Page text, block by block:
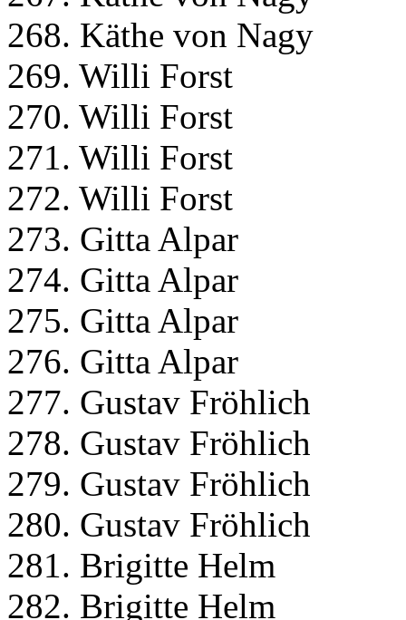
268. Käthe von Nagy
269. Willi Forst
270. Willi Forst
271. Willi Forst
272. Willi Forst
273. Gitta Alpar
274. Gitta Alpar
275. Gitta Alpar
276. Gitta Alpar
277. Gustav Fröhlich
278. Gustav Fröhlich
279. Gustav Fröhlich
280. Gustav Fröhlich
281. Brigitte Helm
282. Brigitte Helm